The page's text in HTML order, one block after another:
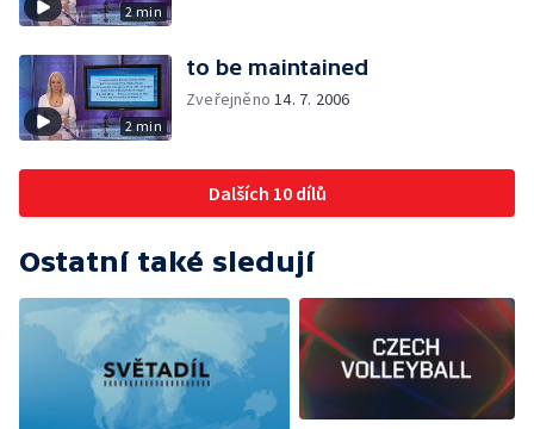
2 min
2 min
to be maintained
Zveřejněno14. 7. 2006
Dalších 10 dílů
Ostatní také sledují